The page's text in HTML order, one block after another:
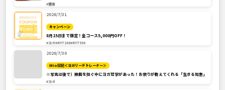
#健康
2026/7/31
キャンペーン
8月15日まで限定！全コース5,000円OFF！
#ヨガ#RYT200#RYT500
2026/7/30
Mio日記＜ヨガリードトレーナー＞
※写真は後で）神輿を担ぐ中にヨガ哲学があった！お祭りが教えてくれる「生きる知恵」
#ヨガ